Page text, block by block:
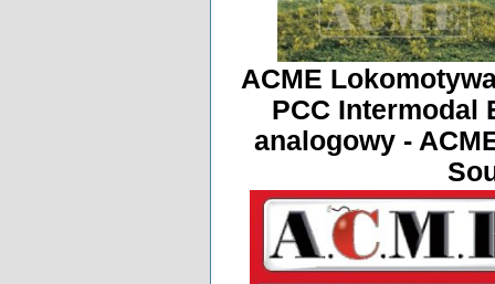
ACME
PCC Intermodal
analogowy -